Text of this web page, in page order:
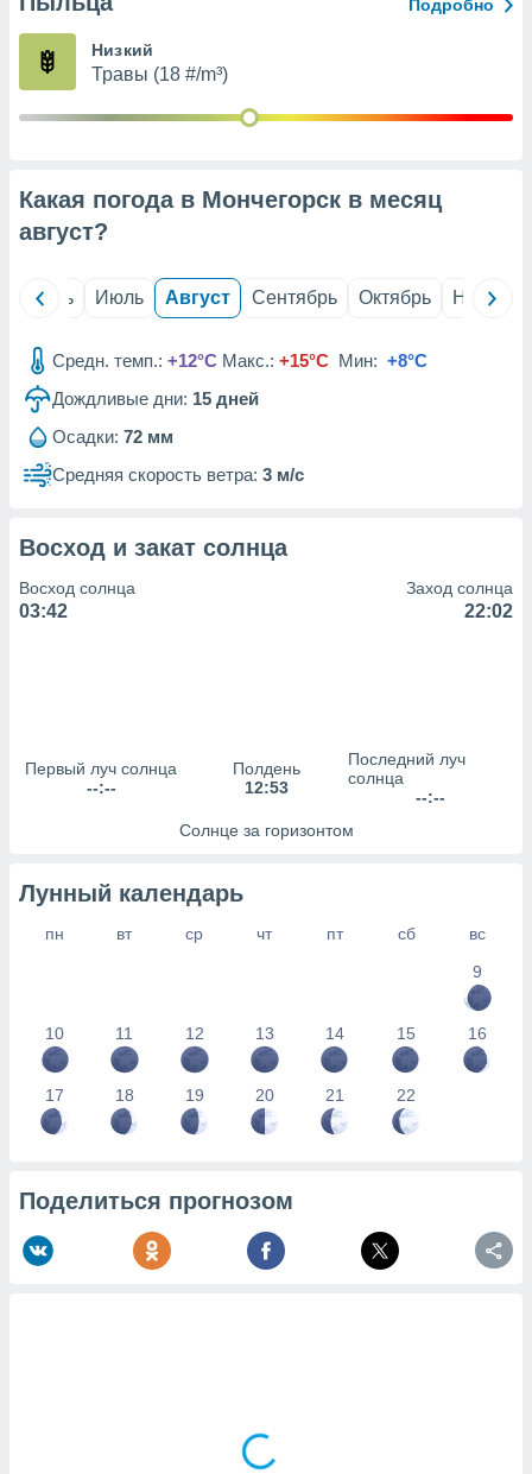
из
рекламы
сведения
Подробно
Низкий
Травы (18 #/m³)
Какая погода в Мончегорск в месяц
август?
Июнь Июль Август Сентябрь Октябрь Ноябрь
Средн. темп.: +12°C Макс.: +15°C Мин: +8°C
Дождливые дни: 15 дней
Осадки: 72 мм
Средняя скорость ветра: 3 м/с
Восход и закат солнца
Восход солнца
03:42
Заход солнца
22:02
Первый луч солнца
--:--
Полдень
12:53
Последний луч
солнца
--:--
Солнце за горизонтом
Лунный календарь
пн вт ср чт пт сб
вс
9
10 11 12 13 14 15 16
17 18 19 20 21 22
Поделиться прогнозом